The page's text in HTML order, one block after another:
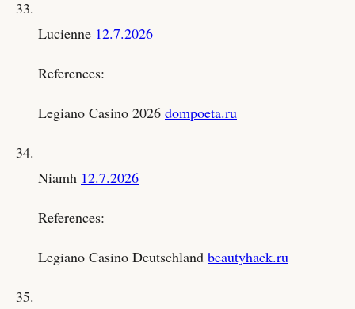
Lucienne 12.7.2026
References:
Legiano Casino 2026 dompoeta.ru
Niamh 12.7.2026
References:
Legiano Casino Deutschland beautyhack.ru